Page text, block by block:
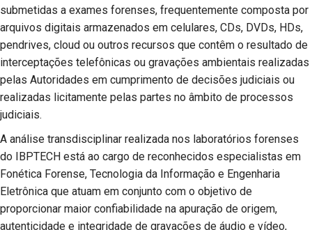
submetidas a exames forenses, frequentemente composta por
arquivos digitais armazenados em celulares, CDs, DVDs, HDs,
pendrives, cloud ou outros recursos que contêm o resultado de
interceptações telefônicas ou gravações ambientais realizadas
pelas Autoridades em cumprimento de decisões judiciais ou
realizadas licitamente pelas partes no âmbito de processos
judiciais.
A análise transdisciplinar realizada nos laboratórios forenses
do IBPTECH está ao cargo de reconhecidos especialistas em
Fonética Forense, Tecnologia da Informação e Engenharia
Eletrônica que atuam em conjunto com o objetivo de
proporcionar maior confiabilidade na apuração de origem,
autenticidade e integridade de gravações de áudio e vídeo,